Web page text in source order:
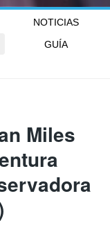
NOTICIAS
GUÍA
Miles